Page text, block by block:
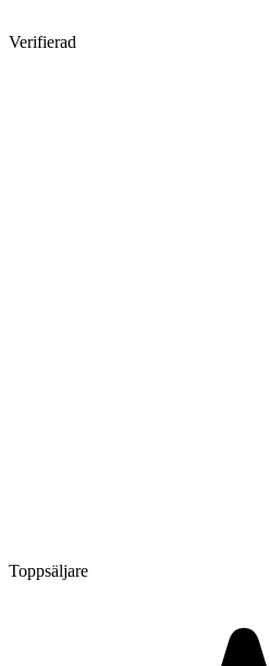
Verifierad
Toppsäljare